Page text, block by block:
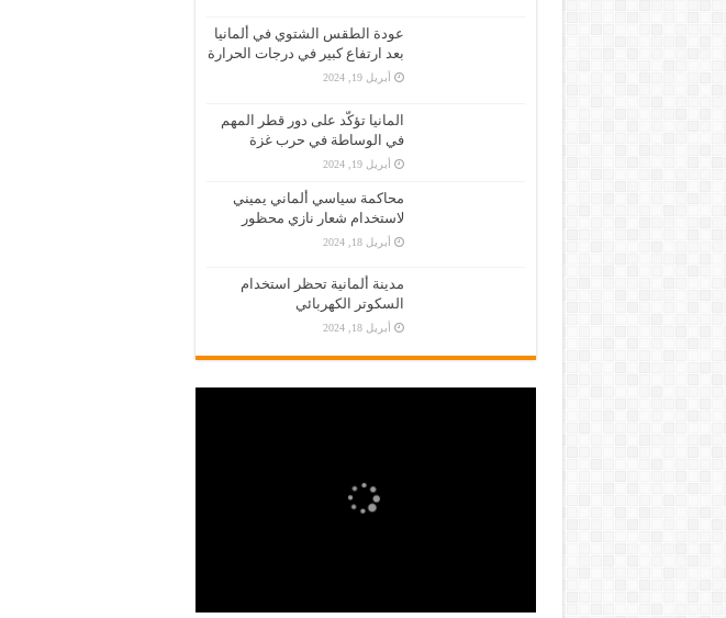
عودة الطقس الشتوي في ألمانيا
بعد ارتفاع كبير في درجات الحرارة
أبريل 19, 2024
المانيا تؤكّد على دور قطر المهم
في الوساطة في حرب غزة
أبريل 19, 2024
محاكمة سياسي ألماني يميني
لاستخدام شعار نازي محظور
أبريل 18, 2024
مدينة ألمانية تحظر استخدام
السكوتر الكهربائي
أبريل 18, 2024